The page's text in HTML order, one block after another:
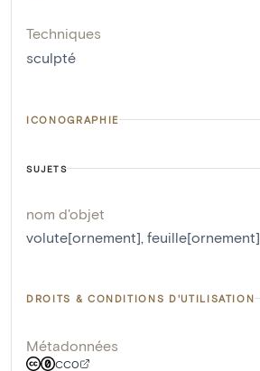
Techniques
sculpté
ICONOGRAPHIE
SUJETS
nom d'objet
volute[ornement] feuille[ornement]
DROITS & CONDITIONS D'UTILISATION
Métadonnées
CC0